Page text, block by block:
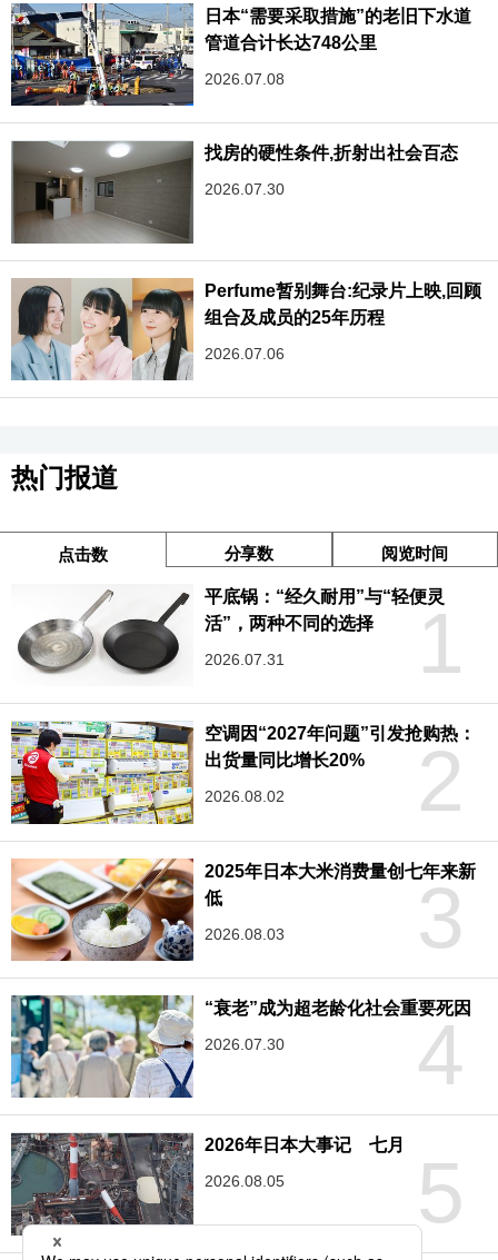
日本“需要采取措施”的老旧下水道
管道合计长达748公里
2026.07.08
找房的硬性条件,折射出社会百态
2026.07.30
Perfume暂别舞台:纪录片上映,回顾
组合及成员的25年历程
2026.07.06
热门报道
点击数 分享数 阅览时间
1
平底锅：“经久耐用”与“轻便灵
活”，两种不同的选择
2026.07.31
2
空调因“2027年问题”引发抢购热：
出货量同比增长20%
2026.08.02
3
2025年日本大米消费量创七年来新
低
2026.08.03
4
“衰老”成为超老龄化社会重要死因
2026.07.30
5
2026年日本大事记 七月
2026.08.05